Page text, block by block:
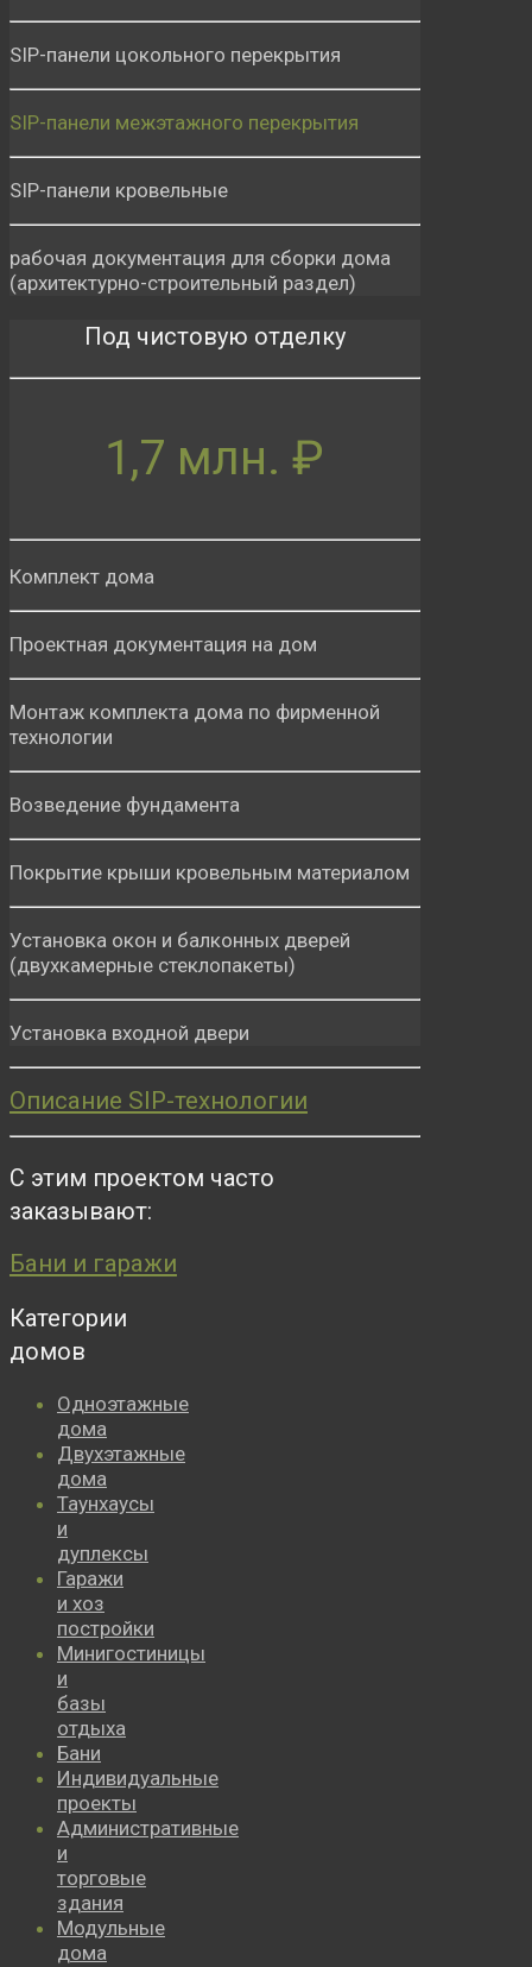
SIP-панели цокольного перекрытия
SIP-панели межэтажного перекрытия
SIP-панели кровельные
рабочая документация для сборки дома
(архитектурно-строительный раздел)
Под чистовую отделку
1,7 млн. ₽
Комплект дома
Проектная документация на дом
Монтаж комплекта дома по фирменной
технологии
Возведение фундамента
Покрытие крыши кровельным материалом
Установка окон и балконных дверей
(двухкамерные стеклопакеты)
Установка входной двери
Описание SIP-технологии
С этим проектом часто
заказывают:
Бани и гаражи
Категории
домов
Одноэтажные
дома
Двухэтажные
дома
Таунхаусы
и
дуплексы
Гаражи
и хоз
постройки
Минигостиницы
и
базы
отдыха
Бани
Индивидуальные
проекты
Административные
и
торговые
здания
Модульные
дома